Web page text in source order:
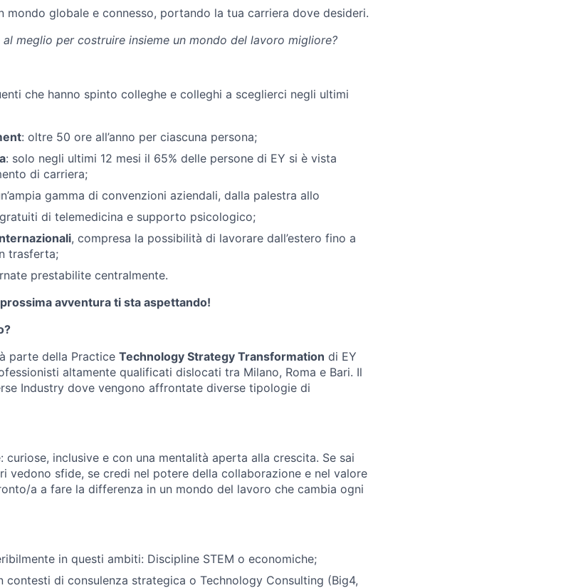
mondo globale e connesso, portando la tua carriera dove desideri.
meglio per costruire insieme un mondo del lavoro migliore?
che hanno spinto colleghe e colleghi a sceglierci negli ultimi
: oltre 50 ore all’anno per ciascuna persona;
: solo negli ultimi 12 mesi il 65% delle persone di EY si è vista
di carriera;
gamma di convenzioni aziendali, dalla palestra allo
di telemedicina e supporto psicologico;
, compresa la possibilità di lavorare dall’estero fino a
trasferta;
prestabilite centralmente.
avventura ti sta aspettando!
parte della Practice Technology Strategy Transformation di EY
altamente qualificati dislocati tra Milano, Roma e Bari. Il
Industry dove vengono affrontate diverse tipologie di
curiose, inclusive e con una mentalità aperta alla crescita. Se sai
vedono sfide, se credi nel potere della collaborazione e nel valore
a a fare la differenza in un mondo del lavoro che cambia ogni
in questi ambiti: Discipline STEM o economiche;
contesti di consulenza strategica o Technology Consulting (Big4,